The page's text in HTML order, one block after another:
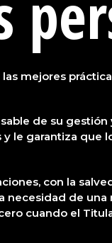
mejores
de su
le garantiza que
con la
necesidad de
cuando el